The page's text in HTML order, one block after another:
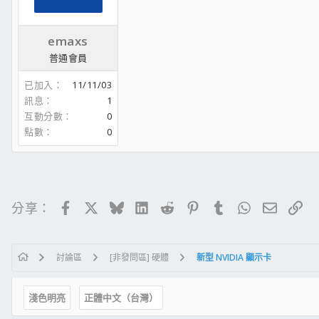
emaxs
普通會員
已加入
11/11/03
訊息
1
互動分數
0
點數
0
分享： FacebookBlueskyLinkedIn
RedditPinterestTumblrWhatsApp
電子郵
連
討論區 [非發問區] 硬體 新型 NVIDIA 顯示卡
淺色明亮 正體中文（台灣）